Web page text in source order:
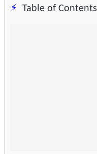
Table of Contents